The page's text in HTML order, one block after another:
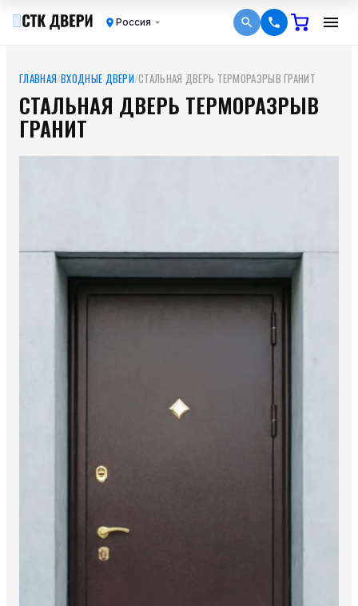
Россия
ГЛАВНАЯ/ВХОДНЫЕ ДВЕРИ/СТАЛЬНАЯ ДВЕРЬ ТЕРМОРАЗРЫВ ГРАНИТ
СТАЛЬНАЯ ДВЕРЬ ТЕРМОРАЗРЫВ
ГРАНИТ